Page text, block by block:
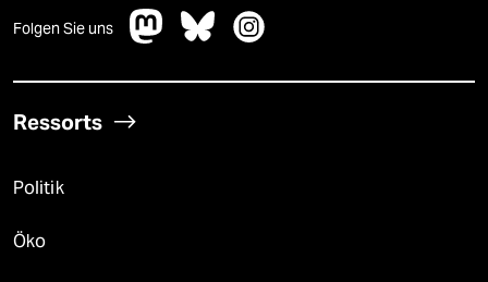
Folgen Sie uns
Ressorts
Politik
Öko